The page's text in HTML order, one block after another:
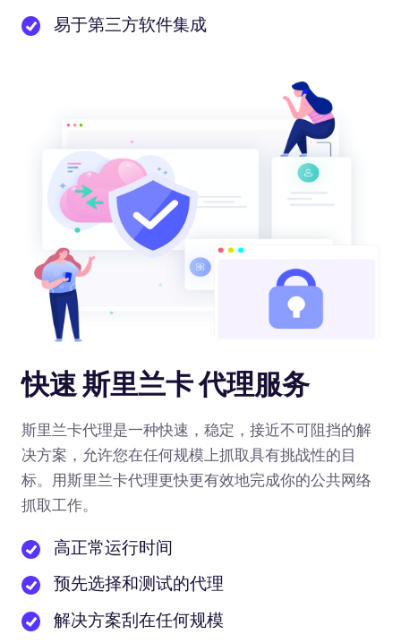
易于第三方软件集成
快速 斯里兰卡 代理服务
斯里兰卡代理是一种快速，稳定，接近不可阻挡的解
决方案，允许您在任何规模上抓取具有挑战性的目
标。用斯里兰卡代理更快更有效地完成你的公共网络
抓取工作。
高正常运行时间
预先选择和测试的代理
解决方案刮在任何规模